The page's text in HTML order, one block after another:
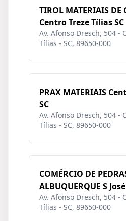
TIROL MATERIAIS DE
Centro Treze Tílias SC
Av. Afonso Dresch, 504 -
Tílias - SC, 89650-000
PRAX MATERIAIS
SC
Av. Afonso Dresch, 504 -
Tílias - SC, 89650-000
COMÉRCIO DE
ALBUQUERQUE S
Av. Afonso Dresch, 504 -
Tílias - SC, 89650-000